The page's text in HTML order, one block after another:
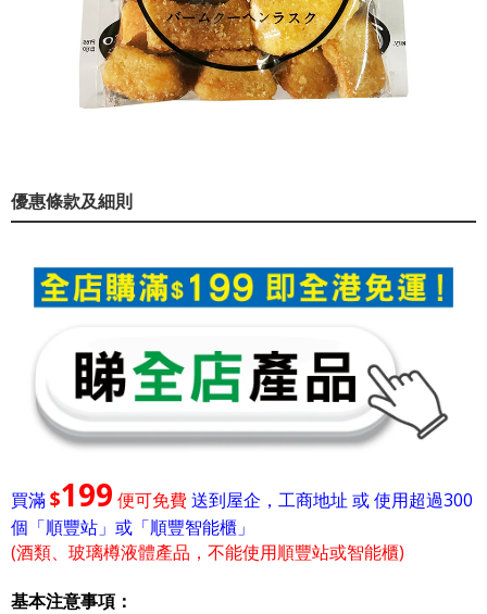
優惠條款及細則
買滿$199 便可免費送到屋企，工商地址 或 使用超過300
個「順豐站」或「順豐智能櫃」
(酒類、玻璃樽液體產品，不能使用順豐站或智能櫃)
基本注意事項：